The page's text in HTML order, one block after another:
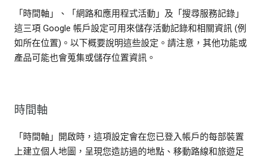
「時間軸」、「網路和應用程式活動」及「搜尋服務記錄」
這三項 Google 帳戶設定可用來儲存活動記錄和相關資訊 (例
如所在位置)。以下概要說明這些設定。請注意，其他功能或
產品可能也會蒐集或儲存位置資訊。
時間軸
「時間軸」開啟時，這項設定會在您已登入帳戶的每部裝置
上建立個人地圖，呈現您造訪過的地點、移動路線和旅遊足